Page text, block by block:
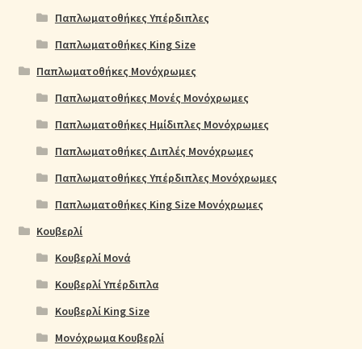
Παπλωματοθήκες Υπέρδιπλες
Παπλωματοθήκες King Size
Παπλωματοθήκες Μονόχρωμες
Παπλωματοθήκες Μονές Μονόχρωμες
Παπλωματοθήκες Ημίδιπλες Μονόχρωμες
Παπλωματοθήκες Διπλές Μονόχρωμες
Παπλωματοθήκες Υπέρδιπλες Μονόχρωμες
Παπλωματοθήκες King Size Μονόχρωμες
Κουβερλί
Κουβερλί Μονά
Κουβερλί Υπέρδιπλα
Κουβερλί King Size
Μονόχρωμα Κουβερλί